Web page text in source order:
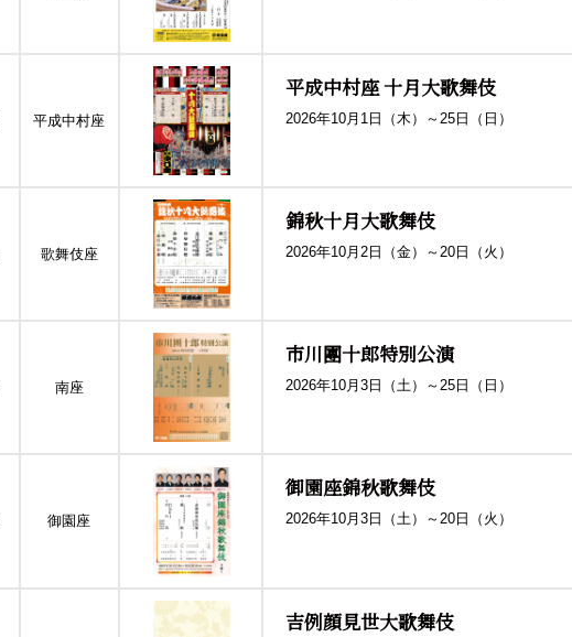
平成中村座
平成中村座 十月大歌舞伎
2026年10月1日（木）～25日（日）
歌舞伎座
錦秋十月大歌舞伎
2026年10月2日（金）～20日（火）
南座
市川團十郎特別公演
2026年10月3日（土）～25日（日）
御園座
御園座錦秋歌舞伎
2026年10月3日（土）～20日（火）
吉例顔見世大歌舞伎